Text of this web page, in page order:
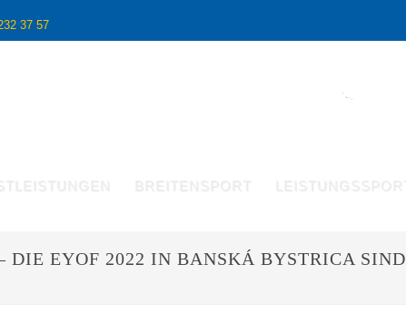
37 57
DIE EYOF 2022 IN BANSKÁ BYSTRICA SIND